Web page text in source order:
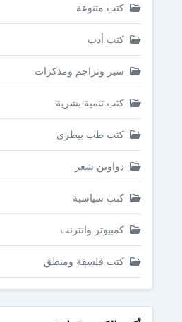
كتب متنوعة
كتب أدب
سير وتراجم ومذكرات
كتب تنمية بشرية
كتب طب بيطرى
دواوين شعر
كتب سياسية
كمبيوتر وانترنت
كتب فلسفة ومنطق